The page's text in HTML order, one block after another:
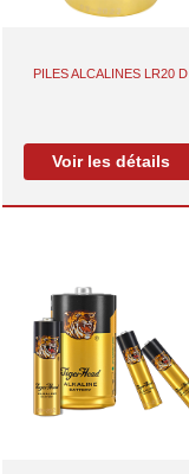
PILES ALCALINES LR20 D
Voir les détails